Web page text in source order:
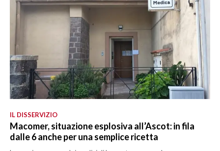
IL DISSERVIZIO
Macomer, situazione esplosiva all’Ascot: in fila
dalle 6 anche per una semplice ricetta